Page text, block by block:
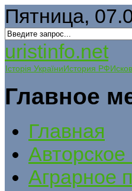
Пятница,
uristinfo.net
Історія УкраїниИстория РФ
Главное
Главная
Авторское
Аграрное